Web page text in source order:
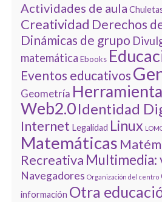
Actividades de aula
Creatividad Derechos
Dinámicas de grupo
matemática Ebooks
Eventos educativos
Geometría
Web2.0Identidad
Internet Legalidad Linux
Matemáticas
Recreativa Multimedia:
Navegadores Organización del centro
información Otra